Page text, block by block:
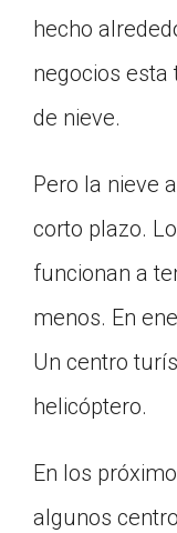
hecho
negocios
de nieve.
Pero la nieve
corto plazo.
funcionan a
menos. En
Un centro
helicóptero.
En los
algunos